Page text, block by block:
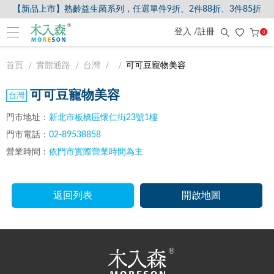
【新品上市】熟齡益生菌系列，任選單件9折、2件88折、3件85折
登入 /註冊 0
首頁 實體通路 台灣 可可豆寵物美容
可可豆寵物美容
門市地址： 新北市板橋區懷仁街23號1樓
門市電話： 02-89538858
營業時間： 依門市實際營業時間為主
返回列表 開啟地圖